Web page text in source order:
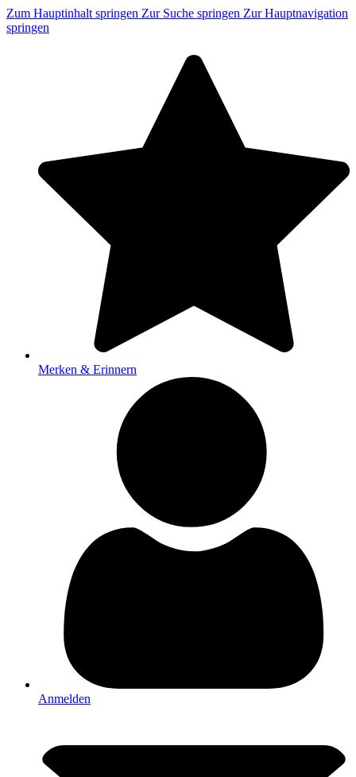
Zum Hauptinhalt springen Zur Suche springen Zur Hauptnavigation
springen
Merken & Erinnern
Anmelden